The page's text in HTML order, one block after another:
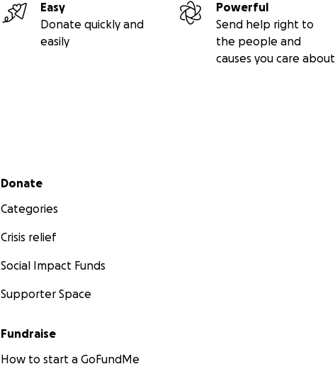
Easy
Donate quickly and
easily
Powerful
Send help right to
the people and
causes you care about
Secondary menu
Donate
Categories
Crisis relief
Social Impact Funds
Supporter Space
Fundraise
How to start a GoFundMe